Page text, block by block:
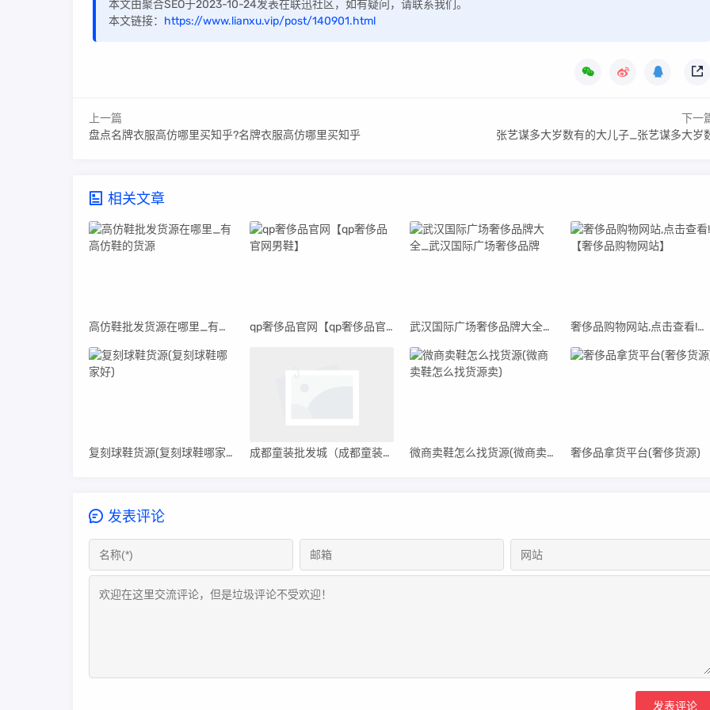
本文由聚合SEO于2023-10-24发表在联迅社区，如有疑问，请联系我们。
本文链接： https://www.lianxu.vip/post/140901.html
上一篇
盘点名牌衣服高仿哪里买知乎?名牌衣服高仿哪里买知乎
下一
张艺谋多大岁数有的大儿子_张艺谋多大岁
相关文章
高仿鞋批发货源在哪里_有高仿鞋的货源 qp奢侈品官网【qp奢侈品官网男鞋】 武汉国际广场奢侈品牌大全_武汉国际广场奢侈品牌 奢侈品购物网站,点击查看!【奢侈品购物网站】
复刻球鞋货源(复刻球鞋哪家好) 成都童装批发城（成都童装批发一手货源在哪里找） 微商卖鞋怎么找货源(微商卖鞋怎么找货源卖) 奢侈品拿货平台(奢侈货源)
发表评论